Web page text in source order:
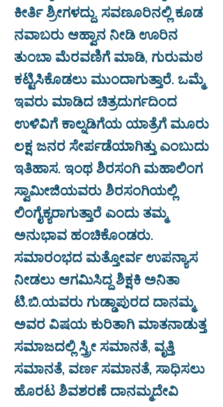
ಕೀರ್ತಿ ಶ್ರೀಗಳದ್ದು. ಸವಣೂರಿನಲ್ಲಿ ಕೂಡ
ನವಾಬರು ಆಹ್ವಾನ ನೀಡಿ ಊರಿನ
ತುಂಬಾ ಮೆರವಣಿಗೆ ಮಾಡಿ, ಗುರುಮಠ
ಕಟ್ಟಿಸಿಕೊಡಲು ಮುಂದಾಗುತ್ತಾರೆ. ಒಮ್ಮೆ
ಇವರು ಮಾಡಿದ ಚಿತ್ರದುರ್ಗದಿಂದ
ಉಳಿವಿಗೆ ಕಾಲ್ನಡಿಗೆಯ ಯಾತ್ರೆಗೆ ಮೂರು
ಲಕ್ಷ ಜನರ ಸೇರ್ಪಡೆಯಾಗಿತ್ತು ಎಂಬುದು
ಇತಿಹಾಸ. ಇಂಥ ಶಿರಸಂಗಿ ಮಹಾಲಿಂಗ
ಸ್ವಾಮೀಜಿಯವರು ಶಿರಸಂಗಿಯಲ್ಲಿ
ಲಿಂಗೈಕ್ಯರಾಗುತ್ತಾರೆ ಎಂದು ತಮ್ಮ
ಅನುಭಾವ ಹಂಚಿಕೊಂಡರು.
ಸಮಾರಂಭದ ಮತ್ತೋರ್ವ ಉಪನ್ಯಾಸ
ನೀಡಲು ಆಗಮಿಸಿದ್ದ ಶಿಕ್ಷಕಿ ಅನಿತಾ
ಟಿ.ಬಿ.ಯವರು ಗುಡ್ಡಾಪುರದ ದಾನಮ್ಮ
ಅವರ ವಿಷಯ ಕುರಿತಾಗಿ ಮಾತನಾಡುತ್ತ
ಸಮಾಜದಲ್ಲಿ ಸ್ತ್ರೀ ಸಮಾನತೆ, ವೃತ್ತಿ
ಸಮಾನತೆ, ವರ್ಣ ಸಮಾನತೆ, ಸಾಧಿಸಲು
ಹೊರಟ ಶಿವಶರಣೆ ದಾನಮ್ಮದೇವಿ